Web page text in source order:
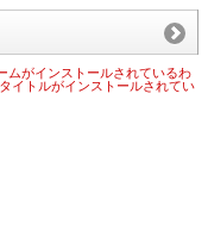
ムがインストールされているわ
イトルがインストールされてい